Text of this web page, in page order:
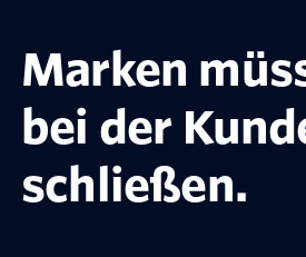
Marken
bei der
schließen.